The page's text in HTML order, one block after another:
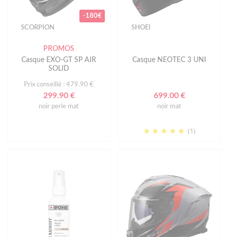
-180€
SCORPION
PROMOS
Casque EXO-GT SP AIR
SOLID
Prix conseillé : 479.90 €
299.90 €
noir perle mat
SHOEI
Casque NEOTEC 3 UNI
699.00 €
noir mat
(1)